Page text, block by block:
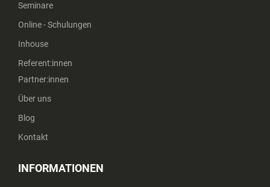
Seminare
Online - Schulungen
Inhouse
Referent:innen
Partner:innen
Über uns
Blog
Kontakt
INFORMATIONEN